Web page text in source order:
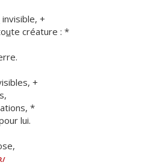
invisible, +
ute créature : *
+
*
lui.